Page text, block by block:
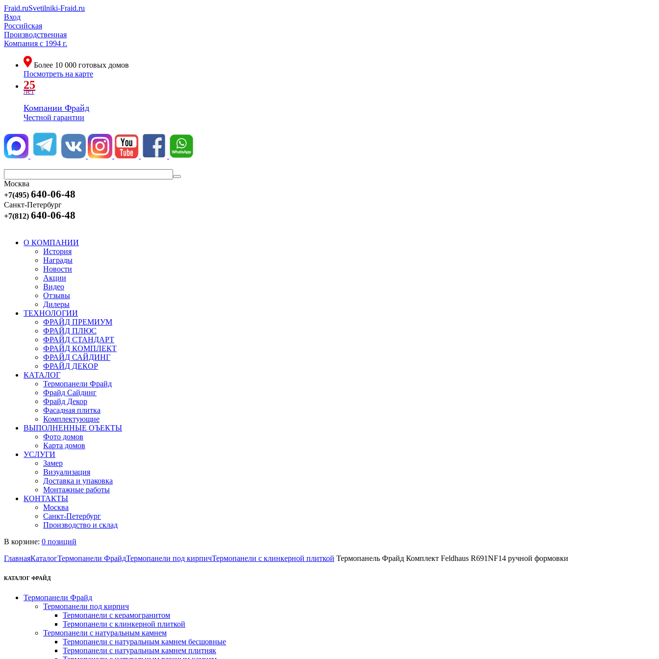
Fraid.ruSvetilniki-Fraid.ru
Вход
Российская
Производственная
Компания с 1994 г.
Более 10 000 готовых домов
Посмотреть на карте
25
лет
Компании Фрайд
Честной гарантии
Москва
+7(495) 640-06-48
Санкт-Петербург
+7(812) 640-06-48
О КОМПАНИИ
История
Награды
Новости
Акции
Видео
Отзывы
Дилеры
ТЕХНОЛОГИИ
ФРАЙД ПРЕМИУМ
ФРАЙД ПЛЮС
ФРАЙД СТАНДАРТ
ФРАЙД КОМПЛЕКТ
ФРАЙД САЙДИНГ
ФРАЙД ДЕКОР
КАТАЛОГ
Термопанели Фрайд
Фрайд Сайдинг
Фрайд Декор
Фасадная плитка
Комплектующие
ВЫПОЛНЕННЫЕ ОЪЕКТЫ
Фото домов
Карта домов
УСЛУГИ
Замер
Визуализация
Доставка и упаковка
Монтажные работы
КОНТАКТЫ
Москва
Санкт-Петербург
Производство и склад
В корзине: 0 позиций
ГлавнаяКаталогТермопанели ФрайдТермопанели под кирпичТермопанели с клинкерной плиткой Термопанель Фрайд Комплект Feldhaus R691NF14 ручной формовки
КАТАЛОГ ФРАЙД
Термопанели Фрайд
Термопанели под кирпич
Термопанели с керамогранитом
Термопанели с клинкерной плиткой
Термопанели с натуральным камнем
Термопанели с натуральным камнем бесшовные
Термопанели с натуральным камнем плитняк